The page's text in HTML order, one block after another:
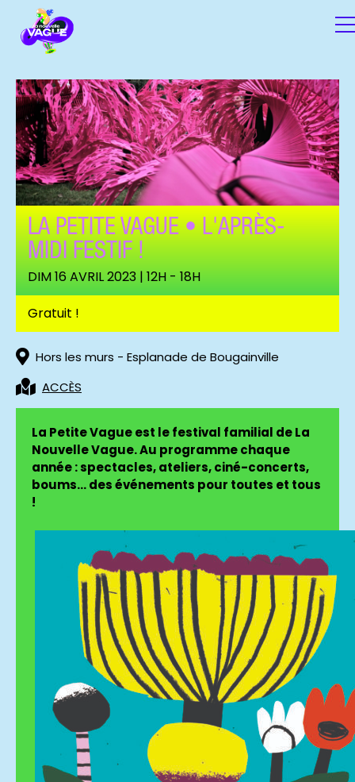
LA PETITE VAGUE • L'APRÈS-
MIDI FESTIF !
DIM 16 AVRIL 2023 | 12H - 18H
Gratuit !
Hors les murs - Esplanade de Bougainville
ACCÈS
La Petite Vague est le festival familial de La
Nouvelle Vague. Au programme chaque
année : spectacles, ateliers, ciné-concerts,
boums… des événements pour toutes et tous
!